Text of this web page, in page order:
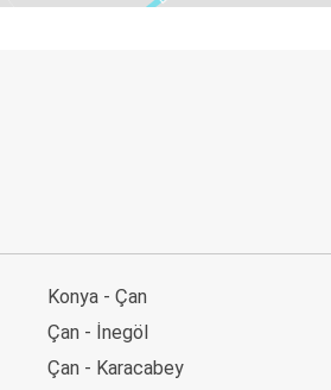
Konya - Çan
Çan - İnegöl
Çan - Karacabey